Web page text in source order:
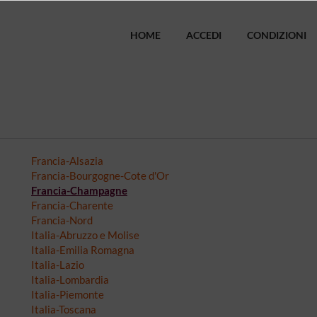
HOME ACCEDI CONDIZIONI
Francia-Alsazia
Francia-Bourgogne-Cote d'Or
Francia-Champagne
Francia-Charente
Francia-Nord
Italia-Abruzzo e Molise
Italia-Emilia Romagna
Italia-Lazio
Italia-Lombardia
Italia-Piemonte
Italia-Toscana